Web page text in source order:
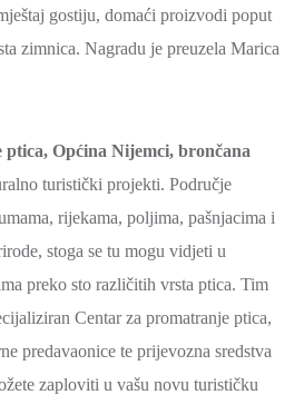
gostiju, domaći proizvodi poput
zimnica. Nagradu je preuzela Marica
Općina Nijemci, brončana
turistički projekti. Područje
rijekama, poljima, pašnjacima i
stoga se tu mogu vidjeti u
preko sto različitih vrsta ptica. Tim
Centar za promatranje ptica,
predavaonice te prijevozna sredstva
zaploviti u vašu novu turističku